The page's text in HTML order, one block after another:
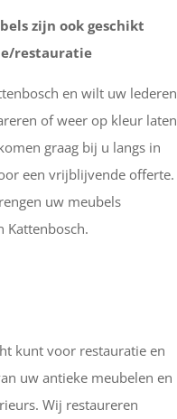
zijn ook geschikt
restauratie
en wilt uw lederen
of weer op kleur laten
graag bij u langs in
een vrijblijvende offerte.
uw meubels
Kattenbosch.
kunt voor restauratie en
uw antieke meubelen en
Wij restaureren